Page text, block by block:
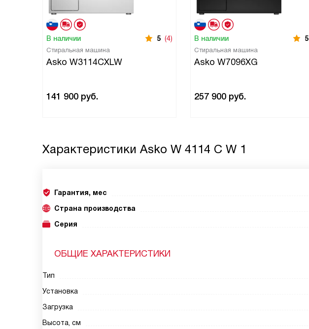
В наличии 5 (4)
Стиральная машина
Asko W3114CXLW
141 900 руб.
В наличии 5
Стиральная машина
Asko W7096XG
257 900 руб.
Характеристики Asko W 4114 C W 1
Гарантия, мес
Страна производства
Серия
ОБЩИЕ ХАРАКТЕРИСТИКИ
Тип
Установка
Загрузка
Высота, см